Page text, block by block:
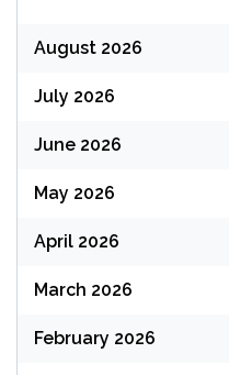
August 2026
July 2026
June 2026
May 2026
April 2026
March 2026
February 2026